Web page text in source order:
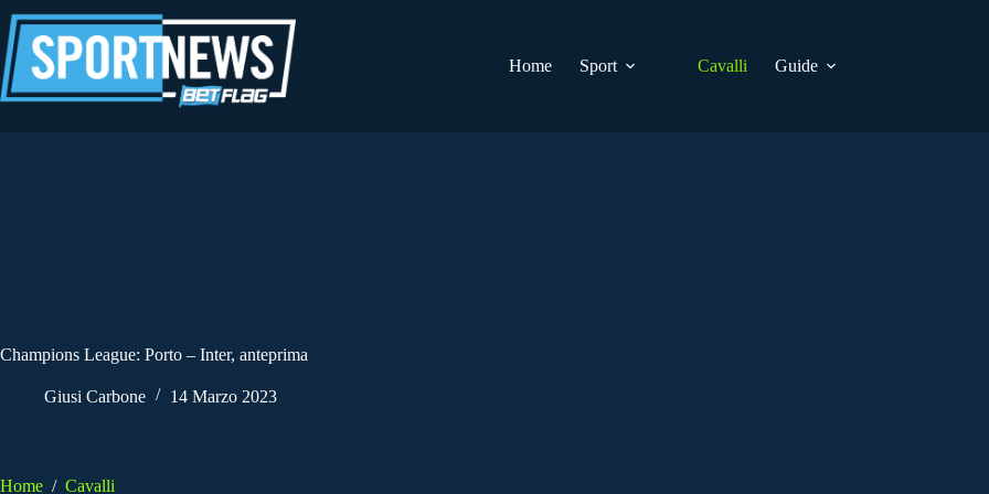
al
contenuto
Home
Sport Cavalli Guide
Champions League: Porto – Inter, anteprima
Giusi Carbone 14 Marzo 2023
Home / Cavalli